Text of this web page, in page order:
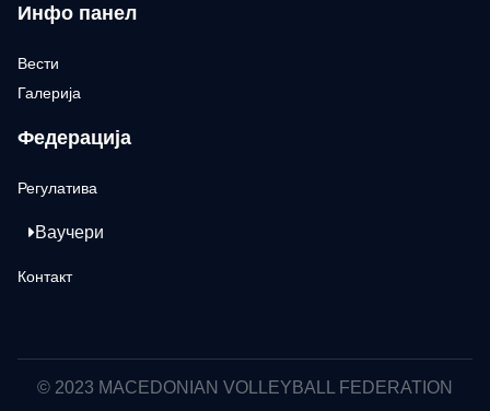
Инфо панел
Вести
Галерија
Федерација
Регулатива
Ваучери
Контакт
© 2023 MACEDONIAN VOLLEYBALL FEDERATION